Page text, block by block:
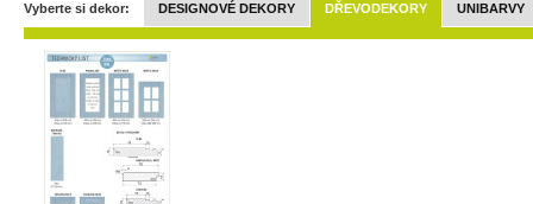
Vyberte si dekor: DESIGNOVÉ DEKORY DŘEVODEKORY UNIBARVY